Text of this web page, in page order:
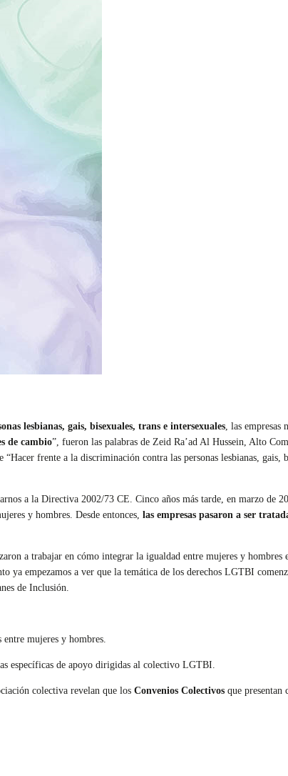
lesbianas, gais, bisexuales, trans e intersexuales , las
de cambio”, fueron las palabras de Zeid Ra’ad Al Hussein, Alto
frente a la discriminación contra las personas lesbianas, gais,
a la Directiva 2002/73 CE. Cinco años más tarde, en marzo de
y hombres. Desde entonces, las empresas pasaron a ser
a trabajar en cómo integrar la igualdad entre mujeres y hombres
ya empezamos a ver que la temática de los derechos LGTBI
de Inclusión.
mujeres y hombres.
específicas de apoyo dirigidas al colectivo LGTBI.
colectiva revelan que los Convenios Colectivos que presentan